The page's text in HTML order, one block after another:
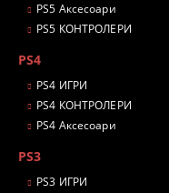
PS5 Аксесоари
PS5 КОНТРОЛЕРИ
PS4
PS4 ИГРИ
PS4 КОНТРОЛЕРИ
PS4 Аксесоари
PS3
PS3 ИГРИ